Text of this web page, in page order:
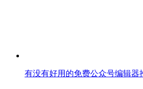
有没有好用的免费公众号编辑器